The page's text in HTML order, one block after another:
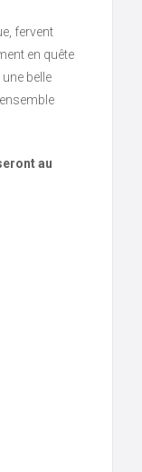
fervent
en quête
belle
au